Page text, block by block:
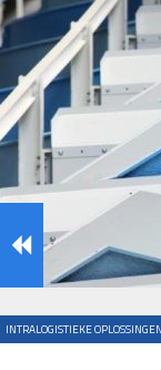
INTRALOGISTIEKE